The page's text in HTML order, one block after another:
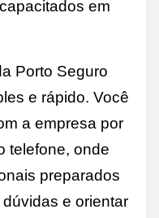
em
Porto Seguro
e rápido. Você
a empresa por
telefone, onde
preparados
e orientar